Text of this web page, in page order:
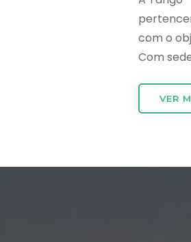
com o
Com
VER